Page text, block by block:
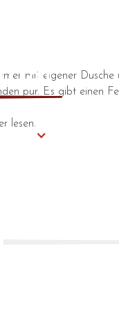
mit eigener
pur. Es gibt einen
lesen.